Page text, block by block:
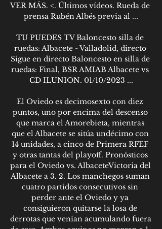
VER MÁS. <. Últimos vídeos. Rueda de
prensa Rubén Albés previa al ...
TU PUEDES TV Baloncesto silla de
ruedas: Albacete - Valladolid, directo
Sigue en directo Baloncesto en silla de
ruedas: Final, BSR AMIAB Albacete vs
CD ILUNION. 01/10/2023 ...
El Oviedo es decimosexto con diez
puntos, uno por encima del descenso
que marca el Amorebieta, mientras
que el Albacete se sitúa undécimo con
14 unidades, a cinco de Primera RFEF
y otras tantas del playoff. Pronósticos
para el Oviedo vs. AlbaceteVictoria del
Albacete a 3. 2. Los manchegos suman
cuatro partidos consecutivos sin
perder ante el Oviedo y ya
consiguieron quitarse la losa de
derrotas que venían acumulando fuera